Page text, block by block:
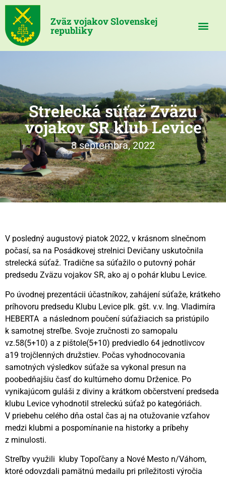
Zväz vojakov Slovenskej
republiky
Strelecká súťaž Zväzu
vojakov SR klub Levice
8 septembra, 2022
V posledný augustový piatok 2022, v krásnom slnečnom
počasí, sa na Posádkovej strelnici Devičany uskutočnila
strelecká súťaž. Tradične sa súťažilo o putovný pohár
predsedu Zväzu vojakov SR, ako aj o pohár klubu Levice.
Po úvodnej prezentácii účastníkov, zahájení súťaže, krátkeho
príhovoru predsedu Klubu Levice plk. gšt. v.v. Ing. Vladimíra
HEBERTA a následnom poučení súťažiacich sa pristúpilo
k samotnej streľbe. Svoje zručnosti zo samopalu
vz.58(5+10) a z pištole(5+10) predviedlo 64 jednotlivcov
a19 trojčlenných družstiev. Počas vyhodnocovania
samotných výsledkov súťaže sa vykonal presun na
poobedňajšiu časť do kultúrneho domu Drženice. Po
vynikajúcom guláši z diviny a krátkom občerstvení predseda
klubu Levice vyhodnotil streleckú súťaž po kategóriách.
V priebehu celého dňa ostal čas aj na otužovanie vzťahov
medzi klubmi a pospomínanie na historky a príbehy
z minulosti.
Streľby využili kluby Topoľčany a Nové Mesto n/Váhom,
ktoré odovzdali pamätnú medailu pri príležitosti výročia